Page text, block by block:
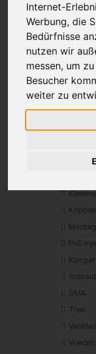
Internet-
Werbung, die
Bedürfnisse
nutzen wir
messen, um
Besucher
weiter zu
Bedienung
Beleuchtung
PoE-
SMA
Tree